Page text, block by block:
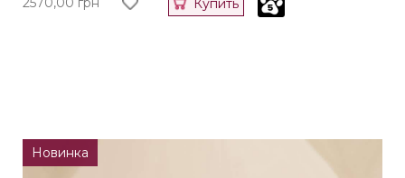
Купить
Новинка